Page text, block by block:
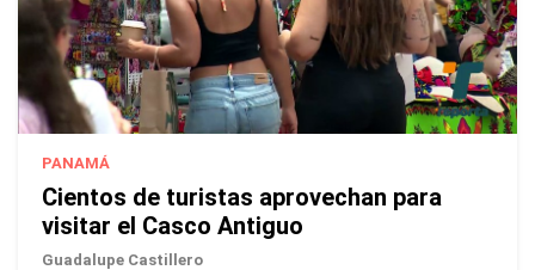
PANAMÁ
Cientos de turistas aprovechan para
visitar el Casco Antiguo
Guadalupe Castillero